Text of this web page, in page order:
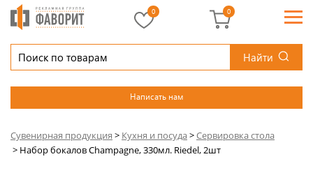
Найти
Написать нам
0 0
Сувенирная продукция > Кухня и посуда>Сервировка стола
> Набор бокалов Champagne, 330мл. Riedel, 2шт